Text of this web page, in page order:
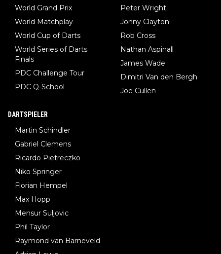
World Grand Prix
World Matchplay
World Cup of Darts
World Series of Darts
Finals
PDC Challenge Tour
PDC Q-School
Peter Wright
Jonny Clayton
Rob Cross
Nathan Aspinall
James Wade
Dimitri Van den Bergh
Joe Cullen
DARTSPIELER
Martin Schindler
Gabriel Clemens
Ricardo Pietreczko
Niko Springer
Florian Hempel
Max Hopp
Mensur Suljovic
Phil Taylor
Raymond van Barneveld